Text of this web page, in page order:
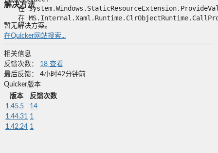
在
在
解决方法
暂无解决方案。
在Quicker网站搜索...
相关信息
反馈次数：
18 查看
最后反馈：
4小时42分钟前
Quicker版本
版本
反馈次数
1.45.5
14
1.44.31 1
1.42.24 1